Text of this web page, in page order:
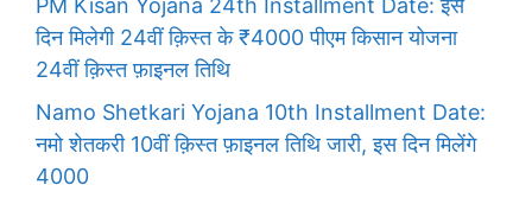
दिन मिलेगी 24वीं क़िस्त के ₹4000 पीएम किसान योजना
24वीं क़िस्त फ़ाइनल तिथि
Namo Shetkari Yojana 10th Installment Date:
नमो शेतकरी 10वीं क़िस्त फ़ाइनल तिथि जारी, इस दिन मिलेंगे
4000